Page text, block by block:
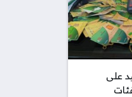
على